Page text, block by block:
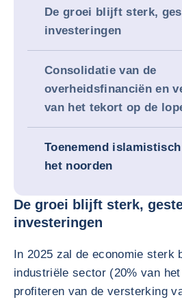
De groei blijft sterk,
investeringen
Consolidatie van de
overheidsfinanciën en
van het tekort op de
Toenemend
het noorden
De groei blijft sterk,
investeringen
In 2025 zal de economie sterk
industriële sector (20% van
profiteren van de versterking